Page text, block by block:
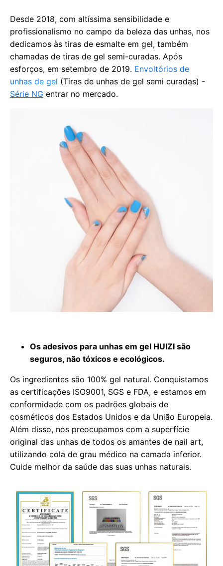
Desde 2018, com altíssima sensibilidade e
profissionalismo no campo da beleza das unhas, nos
dedicamos às tiras de esmalte em gel, também
chamadas de tiras de gel semi-curadas. Após
esforços, em setembro de 2019. Envoltórios de
unhas de gel (Tiras de unhas de gel semi curadas) -
Série NG entrar no mercado.
Os adesivos para unhas em gel HUIZI são
seguros, não tóxicos e ecológicos.
Os ingredientes são 100% gel natural. Conquistamos
as certificações ISO9001, SGS e FDA, e estamos em
conformidade com os padrões globais de
cosméticos dos Estados Unidos e da União Europeia.
Além disso, nos preocupamos com a superfície
original das unhas de todos os amantes de nail art,
utilizando cola de grau médico na camada inferior.
Cuide melhor da saúde das suas unhas naturais.